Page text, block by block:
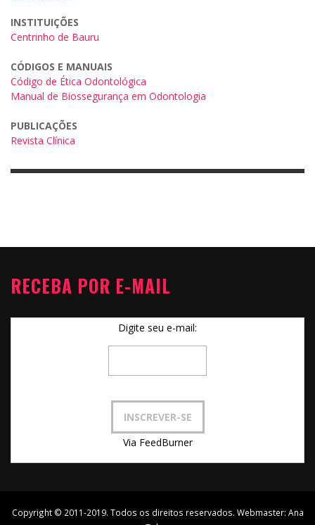
INSTITUIÇÕES
Centrinho de Bauru
CÓDIGOS E MANUAIS
Código de Ética Odontológica
Manual de Biossegurança em Odontologia
PUBLICAÇÕES
Revista Clínica
RECEBA POR E-MAIL
Digite seu e-mail:
Via FeedBurner
Copyright © 2011-2019. Todos os direitos reservados. Webmaster: Ana